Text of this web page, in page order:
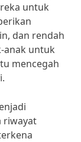
untuk
dan rendah
anak untuk
mencegah
riwayat